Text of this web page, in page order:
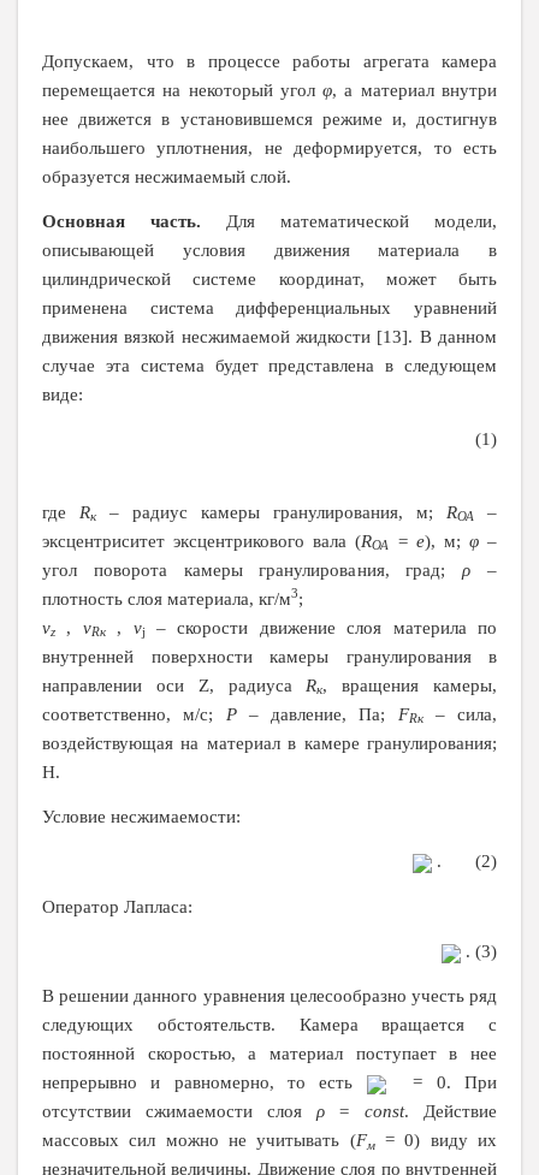
Допускаем, что в процессе работы агрегата камера
перемещается на некоторый уголφ, а материал внутри
нее движется в установившемся режиме и, достигнув
наибольшего уплотнения, не деформируется, то есть
образуется несжимаемый слой.
Основная часть. Для математической модели,
описывающей условия движения материала в
цилиндрической системе координат, может быть
применена система дифференциальных уравнений
движения вязкой несжимаемой жидкости [13]. В данном
случае эта система будет представлена в следующем
виде:
(1)
где Rк – радиус камеры гранулирования, м; RОА
–
эксцентриситет эксцентрикового вала (RОА = е), м;φ –
угол поворота камеры гранулирования, град;ρ –
плотность слоя материала, кг/м3;
vz , vRк, vj – скорости движение слоя материла по
внутренней поверхности камеры гранулирования в
направлении оси Z, радиуса Rк, вращения камеры,
соответственно, м/с; P– давление, Па; FRк– сила,
воздействующая на материал в камере гранулирования;
Н.
Условие несжимаемости:
. (2)
Оператор Лапласа:
. (3)
В решении данного уравнения целесообразно учесть ряд
следующих обстоятельств. Камера вращается с
постоянной скоростью, а материал поступает в нее
непрерывно и равномерно, то есть
= 0. При
отсутствии сжимаемости слоя ρ =const. Действие
массовых сил можно не учитывать (Fм= 0) виду их
незначительной величины. Движение слоя по внутренней